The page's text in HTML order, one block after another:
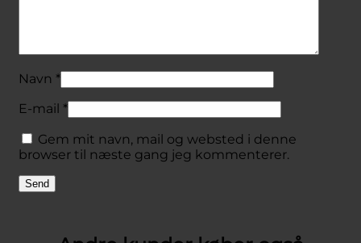
Navn *
E-mail *
Gem mit navn, mail og websted i denne
browser til næste gang jeg kommenterer.